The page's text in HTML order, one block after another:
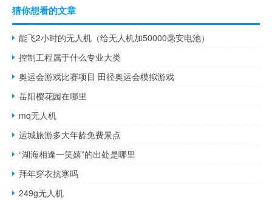
猜你想看的文章
能飞2小时的无人机（给无人机加50000毫安电池）
控制工程属于什么专业大类
奥运会游戏比赛项目 田径奥运会模拟游戏
岳阳樱花园在哪里
mq无人机
运城旅游多大年龄免费景点
“湖海相逢一笑嬉”的出处是哪里
拜年穿衣抗寒吗
249g无人机